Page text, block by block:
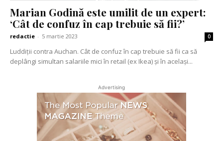
Marian Godină este umilit de un expert:
‘Cât de confuz în cap trebuie să fii?’
redactie - 5 martie 2023 0
Luddiţii contra Auchan. Cât de confuz în cap trebuie să fii ca să
deplângi simultan salariile mici în retail (ex Ikea) şi în acelaşi...
Advertising